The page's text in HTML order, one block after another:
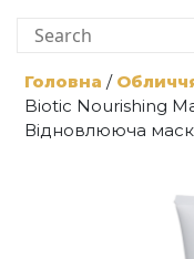
Головна /
Biotic Nourishing
Відновлююча